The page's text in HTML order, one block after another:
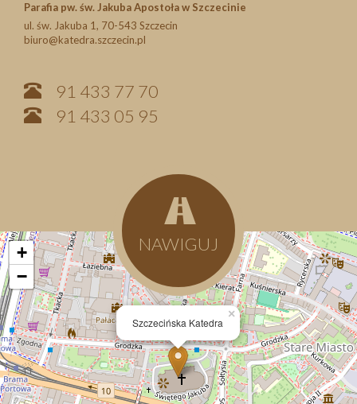
Parafia pw. św. Jakuba Apostoła w Szczecinie
ul. św. Jakuba 1, 70-543 Szczecin
biuro@katedra.szczecin.pl
91 433 77 70
91 433 05 95
NAWIGUJ
Szczecińska Katedra
×
+
−